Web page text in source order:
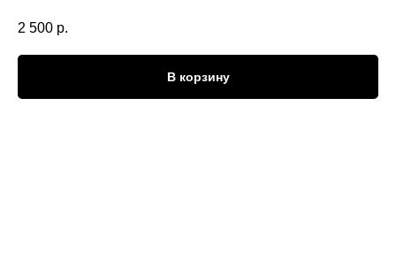
2 500 р.
В корзину